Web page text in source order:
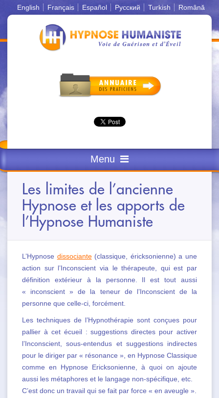
English Français Español Русский Turkish Română
Menu
EN QUELQUES MOTS
DÉFINITIONS
DIFFÉRENCES & SIMILITUDES
CHAMPS D’APPLICATION
CONTACT
Les limites de l’ancienne
Hypnose et les apports de
l’Hypnose Humaniste
L’Hypnose dissociante(classique, éricksonienne) a une
action sur l’Inconscient via le thérapeute, qui est par
définition extérieur à la personne. Il est tout aussi
« inconscient » de la teneur de l’Inconscient de la
personne que celle-ci, forcément.
Les techniques de l’Hypnothérapie sont conçues pour
pallier à cet écueil : suggestions directes pour activer
l’Inconscient, sous-entendus et suggestions indirectes
pour le diriger par « résonance », en Hypnose Classique
comme en Hypnose Ericksonienne, à quoi on ajoute
aussi les métaphores et le langage non-spécifique, etc.
C’est donc un travail qui se fait par force « en aveugle ».